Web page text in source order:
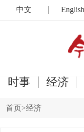
中文 English
时事 经济
首页>经济